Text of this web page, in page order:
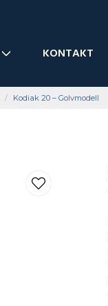
KONTAKT
Kodiak 20 – Golvmodell